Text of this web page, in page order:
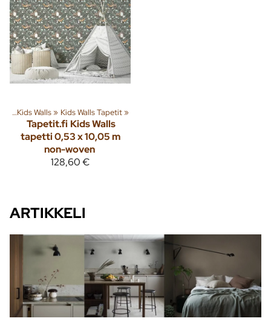
‪» Kids Walls‪» Kids Walls Tapetit‪»
Tapetit.fi Kids Walls
tapetti 0,53 x 10,05 m
non-woven
128,60 €
ARTIKKELI